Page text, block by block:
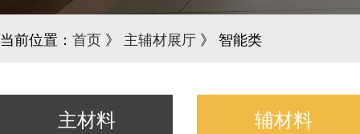
当前位置： 首页 》 主辅材展厅 》 智能类
主材料 辅材料